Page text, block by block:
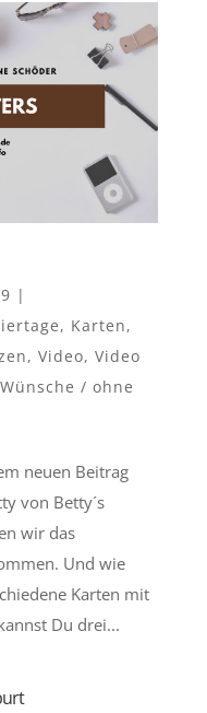
|
, Karten,
, Video, Video
Wünsche / ohne
neuen Beitrag
von Betty´s
wir das
Und wie
Karten mit
Du drei...